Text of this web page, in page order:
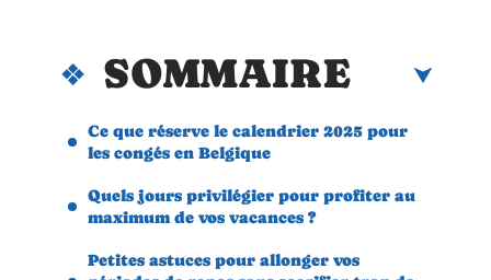
SOMMAIRE
Ce que réserve le calendrier 2025 pour
les congés en Belgique
Quels jours privilégier pour profiter au
maximum de vos vacances ?
Petites astuces pour allonger vos